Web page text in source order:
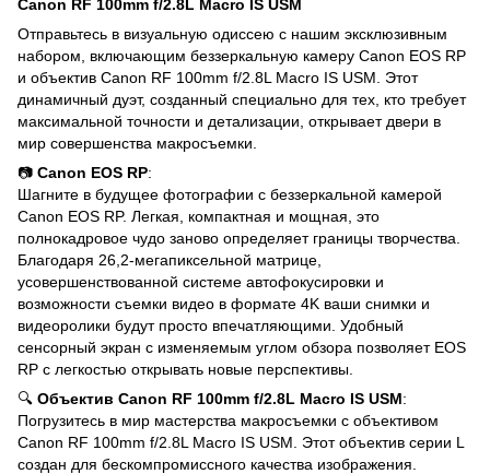
Canon RF 100mm f/2.8L Macro IS USM
Отправьтесь в визуальную одиссею с нашим эксклюзивным
набором, включающим беззеркальную камеру Canon EOS RP
и объектив Canon RF 100mm f/2.8L Macro IS USM. Этот
динамичный дуэт, созданный специально для тех, кто требует
максимальной точности и детализации, открывает двери в
мир совершенства макросъемки.
📷 Canon EOS RP:
Шагните в будущее фотографии с беззеркальной камерой
Canon EOS RP. Легкая, компактная и мощная, это
полнокадровое чудо заново определяет границы творчества.
Благодаря 26,2-мегапиксельной матрице,
усовершенствованной системе автофокусировки и
возможности съемки видео в формате 4K ваши снимки и
видеоролики будут просто впечатляющими. Удобный
сенсорный экран с изменяемым углом обзора позволяет EOS
RP с легкостью открывать новые перспективы.
🔍 Объектив Canon RF 100mm f/2.8L Macro IS USM:
Погрузитесь в мир мастерства макросъемки с объективом
Canon RF 100mm f/2.8L Macro IS USM. Этот объектив серии L
создан для бескомпромиссного качества изображения.